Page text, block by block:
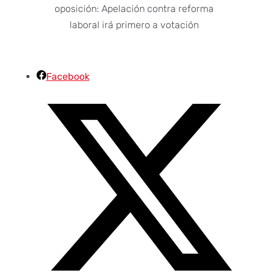
oposición: Apelación contra reforma
laboral irá primero a votación
Facebook